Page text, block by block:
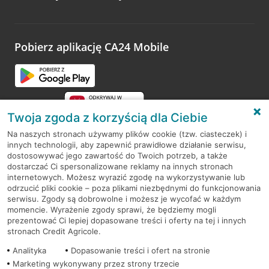
opinie.
Pobierz aplikację CA24 Mobile
RODO
Regulamin serwisu
Mapa serwisu
PolitykaCookies
Twoja zgoda z korzyścią dla Ciebie
Na naszych stronach używamy plików cookie (tzw. ciasteczek) i
innych technologii, aby zapewnić prawidłowe działanie serwisu,
dostosowywać jego zawartość do Twoich potrzeb, a także
dostarczać Ci spersonalizowane reklamy na innych stronach
internetowych. Możesz wyrazić zgodę na wykorzystywanie lub
odrzucić pliki cookie – poza plikami niezbędnymi do funkcjonowania
serwisu. Zgody są dobrowolne i możesz je wycofać w każdym
momencie. Wyrażenie zgody sprawi, że będziemy mogli
prezentować Ci lepiej dopasowane treści i oferty na tej i innych
stronach Credit Agricole.
Analityka
Dopasowanie treści i ofert na stronie
Marketing wykonywany przez strony trzecie